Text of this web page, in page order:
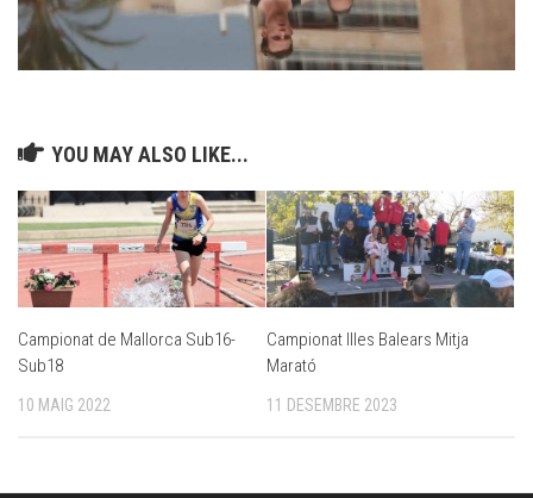
YOU MAY ALSO LIKE...
Campionat de Mallorca Sub16-
Sub18
10 MAIG 2022
Campionat Illes Balears Mitja
Marató
11 DESEMBRE 2023